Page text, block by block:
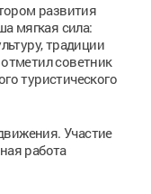
развития
мягкая сила:
традиции
советник
туристического
Участие
работа